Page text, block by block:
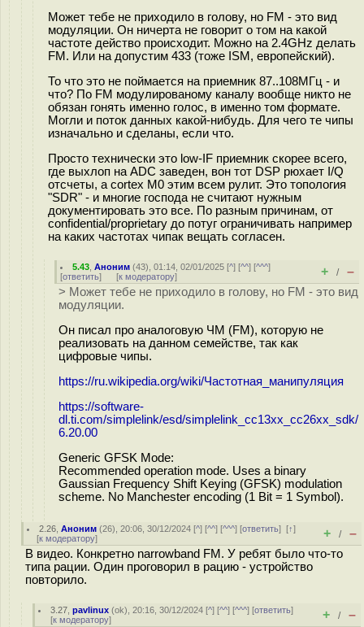
Может тебе не приходило в голову, но FM - это вид
модуляции. Он ничерта не говорит о том на какой
частоте действо происходит. Можно на 2.4GHz делать
FM. Или на допустим 433 (тоже ISM, европейский).
То что это не поймается на приемник 87..108МГц - и
что? По FM модулированому каналу вообще никто не
обязан гонять именно голос, в именно том формате.
Могли и поток данных какой-нибудь. Для чего те чипы
изначально и сделаны, если что.
Просто технически это low-IF приемник скорее всего,
где выхлоп на ADC заведен, вон тот DSP рюхает I/Q
отсчеты, а cortex M0 этим всем рулит. Это топология
"SDR" - и многие господа не считают нужным
документировать это все. По разным причинам, от
confidential/proprietary до потуг ограничивать например
на каких частотах чипак вещать согласен.
5.43 ,Аноним (43), 01:14, 02/01/2025 [^] [^^] [^^^]
[ответить] [к модератору] + / –
> Может тебе не приходило в голову, но FM - это вид
модуляции.
Он писал про аналоговую ЧМ (FM), которую не
реализовать на данном семействе, так как
цифровые чипы.
https://ru.wikipedia.org/wiki/Частотная_манипуляция
https://software-
dl.ti.com/simplelink/esd/simplelink_cc13xx_cc26xx_sdk/
6.20.00
Generic GFSK Mode:
Recommended operation mode. Uses a binary
Gaussian Frequency Shift Keying (GFSK) modulation
scheme. No Manchester encoding (1 Bit = 1 Symbol).
2.26 ,Аноним (26), 20:06, 30/12/2024 [^] [^^] [^^^] [ответить][↑]
[к модератору] + / –
В видео. Конкретно narrowband FM. У ребят было что-то
типа рации. Один проговорил в рацию - устройство
повторило.
3.27 ,pavlinux (ok), 20:16, 30/12/2024 [^] [^^] [^^^] [ответить]
[к модератору] + / –